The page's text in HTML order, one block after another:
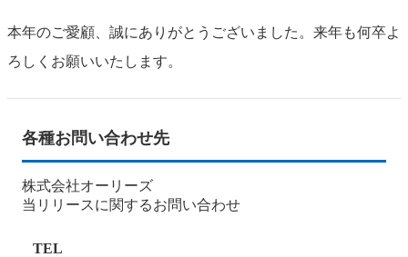
本年のご愛顧、誠にありがとうございました。来年も何卒よ
ろしくお願いいたします。
各種お問い合わせ先
株式会社オーリーズ
当リリースに関するお問い合わせ
TEL